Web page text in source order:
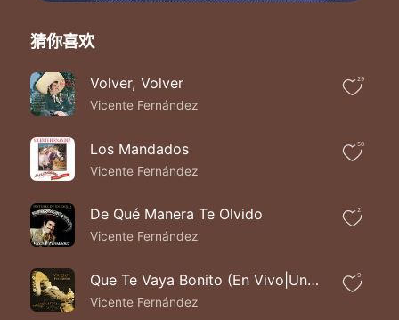
猜你喜欢
Volver, Volver
Vicente Fernández
29
Los Mandados
Vicente Fernández
50
De Qué Manera Te Olvido
Vicente Fernández
2
Que Te Vaya Bonito (En Vivo|Un Azteca en el Azteca)
Vicente Fernández
9